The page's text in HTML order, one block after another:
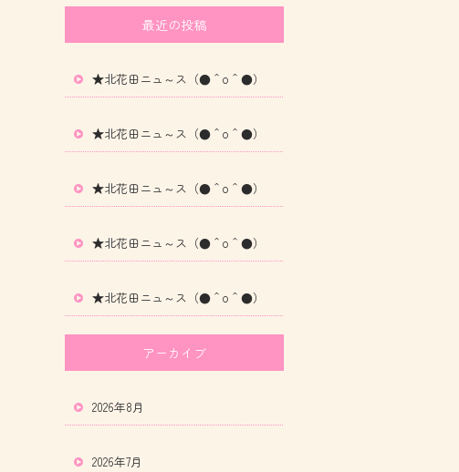
最近の投稿
★北花田ニュ～ス（●＾o＾●）
★北花田ニュ～ス（●＾o＾●）
★北花田ニュ～ス（●＾o＾●）
★北花田ニュ～ス（●＾o＾●）
★北花田ニュ～ス（●＾o＾●）
アーカイブ
2026年8月
2026年7月